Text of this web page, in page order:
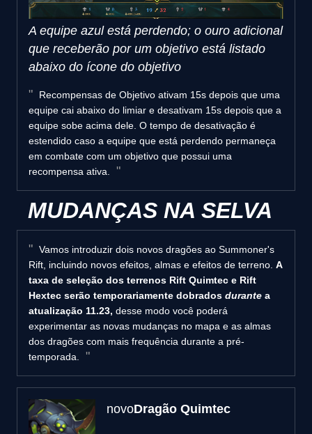
A equipe azul está perdendo; o ouro adicional
que receberão por um objetivo está listado
abaixo do ícone do objetivo
Recompensas de Objetivo ativam 15s depois que uma
equipe cai abaixo do limiar e desativam 15s depois que a
equipe sobe acima dele. O tempo de desativação é
estendido caso a equipe que está perdendo permaneça
em combate com um objetivo que possui uma
recompensa ativa.
MUDANÇAS NA SELVA
Vamos introduzir dois novos dragões ao Summoner's
Rift, incluindo novos efeitos, almas e efeitos de terreno. A
taxa de seleção dos terrenos Rift Quimtec e Rift
Hextec serão temporariamente dobrados durante a
atualização 11.23, desse modo você poderá
experimentar as novas mudanças no mapa e as almas
dos dragões com mais frequência durante a pré-
temporada.
novoDragão Quimtec